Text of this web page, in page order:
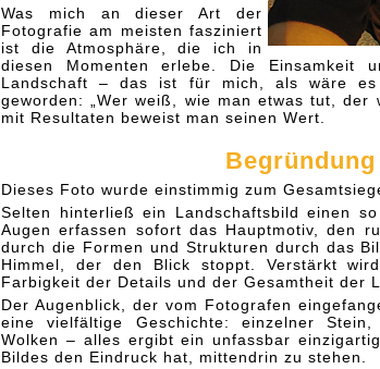
Was mich an dieser Art der
Fotografie am meisten fasziniert
ist die Atmosphäre, die ich in
diesen Momenten erlebe. Die Einsamkeit
Landschaft – das ist für mich, als wäre
geworden: „Wer weiß, wie man etwas tut,
mit Resultaten beweist man seinen Wert.
Dieses Foto wurde einstimmig zum
Selten hinterließ ein Landschaftsbild einen
Augen erfassen sofort das Hauptmotiv, den
durch die Formen und Strukturen durch das
Himmel, der den Blick stoppt. Verstärkt
Farbigkeit der Details und der Gesamtheit der
Der Augenblick, der vom Fotografen
eine vielfältige Geschichte: einzelner
Wolken – alles ergibt ein unfassbar
Bildes den Eindruck hat, mittendrin zu stehen.